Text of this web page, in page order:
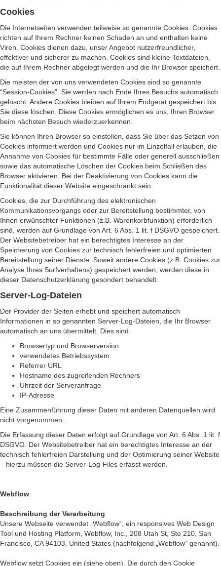
Cookies
Die Internetseiten verwenden teilweise so genannte Cookies. Cookies
richten auf Ihrem Rechner keinen Schaden an und enthalten keine
Viren. Cookies dienen dazu, unser Angebot nutzerfreundlicher,
effektiver und sicherer zu machen. Cookies sind kleine Textdateien,
die auf Ihrem Rechner abgelegt werden und die Ihr Browser speichert.
Die meisten der von uns verwendeten Cookies sind so genannte
“Session-Cookies”. Sie werden nach Ende Ihres Besuchs automatisch
gelöscht. Andere Cookies bleiben auf Ihrem Endgerät gespeichert bis
Sie diese löschen. Diese Cookies ermöglichen es uns, Ihren Browser
beim nächsten Besuch wiederzuerkennen.
Sie können Ihren Browser so einstellen, dass Sie über das Setzen von
Cookies informiert werden und Cookies nur im Einzelfall erlauben, die
Annahme von Cookies für bestimmte Fälle oder generell ausschließen
sowie das automatische Löschen der Cookies beim Schließen des
Browser aktivieren. Bei der Deaktivierung von Cookies kann die
Funktionalität dieser Website eingeschränkt sein.
Cookies, die zur Durchführung des elektronischen
Kommunikationsvorgangs oder zur Bereitstellung bestimmter, von
Ihnen erwünschter Funktionen (z.B. Warenkorbfunktion) erforderlich
sind, werden auf Grundlage von Art. 6 Abs. 1 lit. f DSGVO gespeichert.
Der Websitebetreiber hat ein berechtigtes Interesse an der
Speicherung von Cookies zur technisch fehlerfreien und optimierten
Bereitstellung seiner Dienste. Soweit andere Cookies (z.B. Cookies zur
Analyse Ihres Surfverhaltens) gespeichert werden, werden diese in
dieser Datenschutzerklärung gesondert behandelt.
Server-Log-Dateien
Der Provider der Seiten erhebt und speichert automatisch
Informationen in so genannten Server-Log-Dateien, die Ihr Browser
automatisch an uns übermittelt. Dies sind:
Browsertyp und Browserversion
verwendetes Betriebssystem
Referrer URL
Hostname des zugreifenden Rechners
Uhrzeit der Serveranfrage
IP-Adresse
Eine Zusammenführung dieser Daten mit anderen Datenquellen wird
nicht vorgenommen.
Die Erfassung dieser Daten erfolgt auf Grundlage von Art. 6 Abs. 1 lit. f
DSGVO. Der Websitebetreiber hat ein berechtigtes Interesse an der
technisch fehlerfreien Darstellung und der Optimierung seiner Website
– hierzu müssen die Server-Log-Files erfasst werden.
Webflow
Beschreibung der Verarbeitung
Unsere Webseite verwendet „Webflow“, ein responsives Web Design
Tool und Hosting Platform, Webflow, Inc., 208 Utah St, Ste 210, San
Francisco, CA 94103, United States (nachfolgend „Webflow“ genannt).
Webflow setzt Cookies ein (siehe oben). Die durch den Cookie